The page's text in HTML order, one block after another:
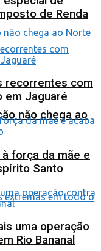
não chega ao
de Renda
recorrentes com
em Jaguaré
força da mãe e
Santo
uma operação
Rio Bananal